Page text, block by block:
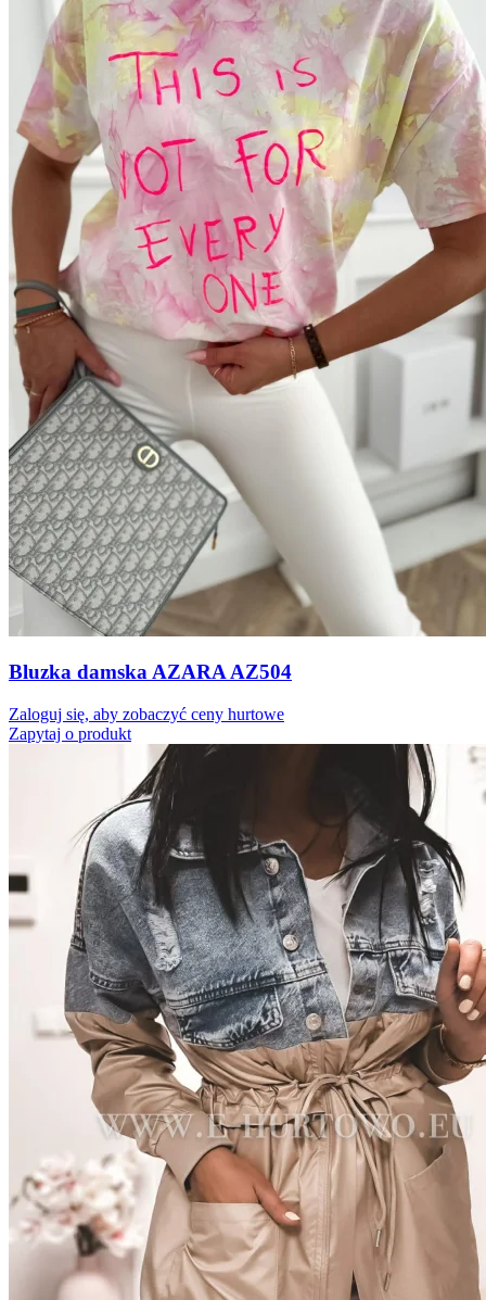
Bluzka damska AZARA AZ504
Zaloguj się, aby zobaczyć ceny hurtowe
Zapytaj o produkt